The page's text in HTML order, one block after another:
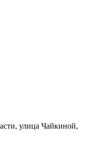
улица Чайкиной,